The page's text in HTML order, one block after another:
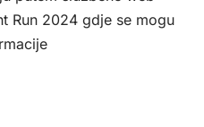
Run 2024 gdje se mogu